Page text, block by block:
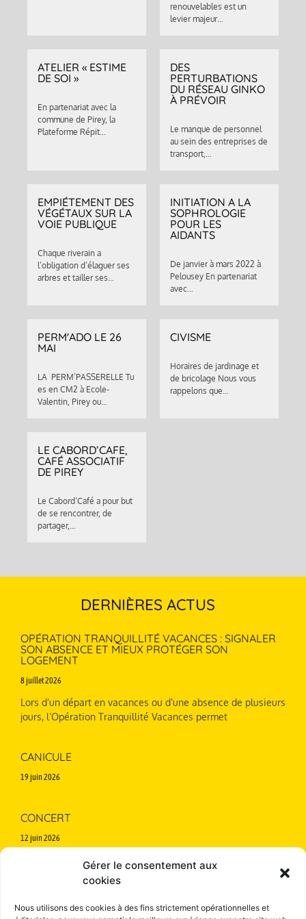
Gérer le consentement aux
cookies
Nous utilisons des cookies à des fins strictement opérationnelles et
renouvelables est un
levier majeur…
ATELIER « ESTIME
DE SOI »
En partenariat avec la
commune de Pirey, la
Plateforme Répit…
DES
PERTURBATIONS
DU RÉSEAU GINKO
À PRÉVOIR
Le manque de personnel
au sein des entreprises de
transport,…
EMPIÉTEMENT DES
VÉGÉTAUX SUR LA
VOIE PUBLIQUE
Chaque riverain a
l’obligation d’élaguer ses
arbres et tailler ses…
INITIATION A LA
SOPHROLOGIE
POUR LES
AIDANTS
De janvier à mars 2022 à
Pelousey En partenariat
avec…
PERM'ADO LE 26
MAI
LA PERM’PASSERELLE Tu
es en CM2 à Ecole-
Valentin, Pirey ou…
CIVISME
Horaires de jardinage et
de bricolage Nous vous
rappelons que…
LE CABORD’CAFE,
CAFÉ ASSOCIATIF
DE PIREY
Le Cabord’Café a pour but
de se rencontrer, de
partager,…
DERNIÈRES ACTUS
OPÉRATION TRANQUILLITÉ VACANCES : SIGNALER
SON ABSENCE ET MIEUX PROTÉGER SON
LOGEMENT
8 juillet 2026
Lors d’un départ en vacances ou d’une absence de plusieurs
jours, l’Opération Tranquillité Vacances permet
CANICULE
19 juin 2026
CONCERT
12 juin 2026
Annulé en cas de pluie